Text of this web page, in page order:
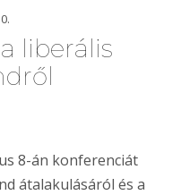
liberális
8-án konferenciát
átalakulásáról és a